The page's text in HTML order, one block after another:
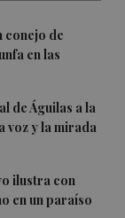
conejo de
en las
de Águilas a la
voz y la mirada
ilustra con
en un paraíso